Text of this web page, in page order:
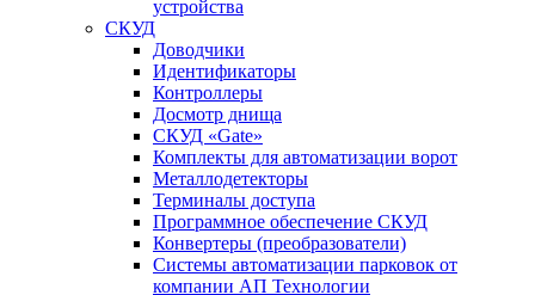
устройства
СКУД
Доводчики
Идентификаторы
Контроллеры
Досмотр днища
СКУД «Gate»
Комплекты для автоматизации ворот
Металлодетекторы
Терминалы доступа
Программное обеспечение СКУД
Конвертеры (преобразователи)
Системы автоматизации парковок от
компании АП Технологии